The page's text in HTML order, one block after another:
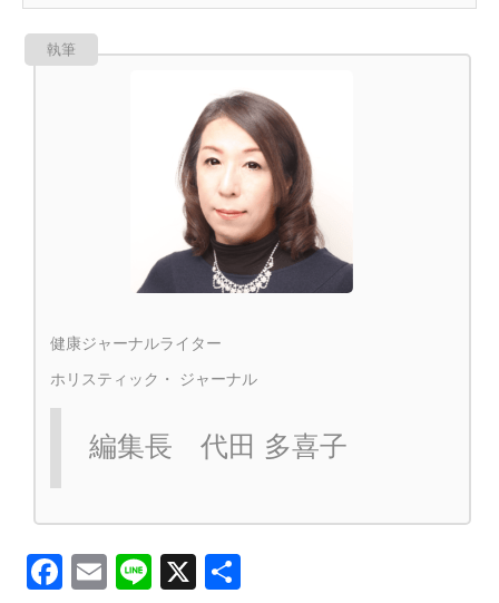
執筆
健康ジャーナルライター
ホリスティック・ ジャーナル
編集長 代田 多喜子
Facebook
EmailLine
X